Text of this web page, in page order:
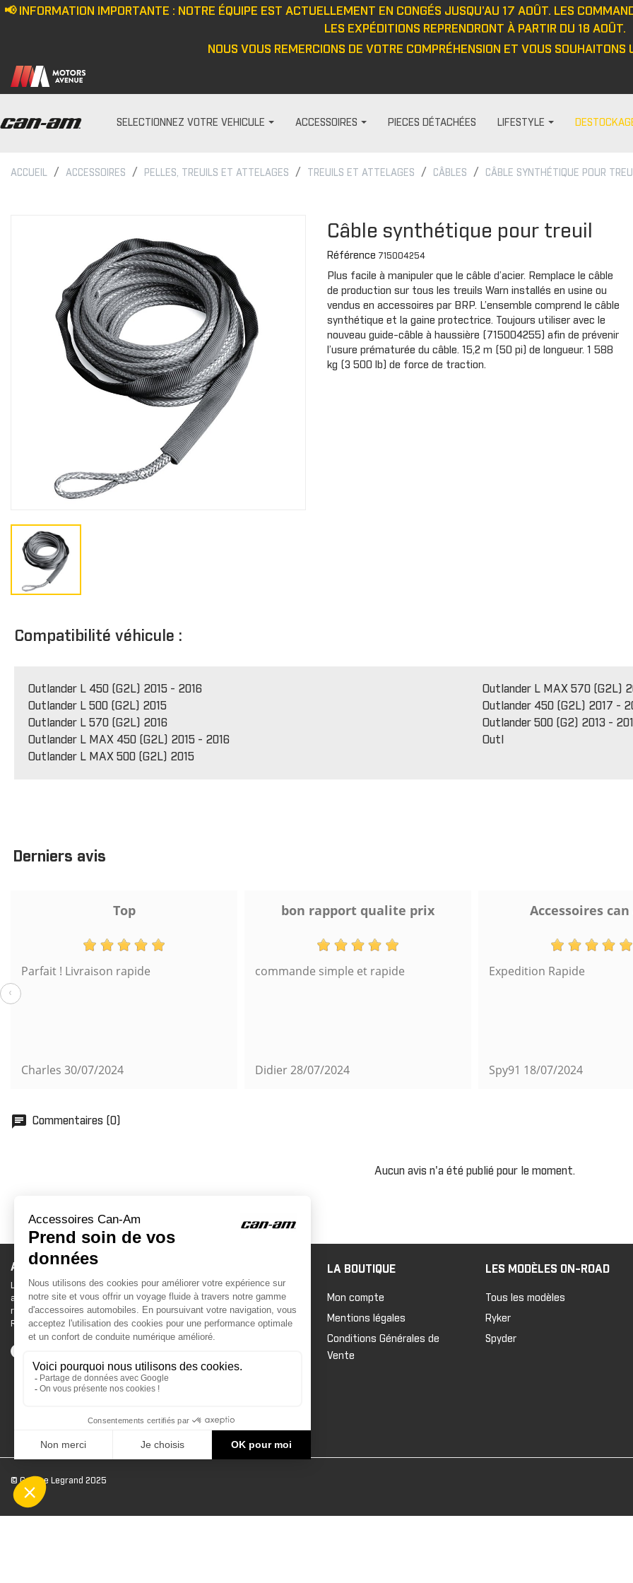
📢 INFORMATION IMPORTANTE : NOTRE ÉQUIPE EST ACTUELLEMENT EN CONGÉS JUSQU'AU 17 AOÛT. LES
LES EXPÉDITIONS REPRENDRONT À PARTIR DU 18 AOÛT.
NOUS VOUS REMERCIONS DE VOTRE COMPRÉHENSION ET VOUS
SELECTIONNEZ VOTRE VEHICULE
COMMANDER
ACCESSOIRES
Ensemble de pare-brise
Pare-brise
BÂCHES
Bâches de remisage
Bâches de remorquage
Bâches de voyage
Bâches extérieure
Barre anti-intrusion
Tapis
Fenêtres
Cabines
AILES
Extension d'ailes
Plaques
Exo
Housse
PIECES DÉTACHÉES LIFESTYLE
Pantalon
Cagoule/tour de cou
Gants
Haut
Veste
Cagoule/tour de cou
Casquette/bonnet
Gants
Veste
Pantalon
Gants
Cagoule/
cou
JUNIOR
ACCUEIL ACCESSOIRES PELLES, TREUILS ET ATTELAGES TREUILS ET ATTELAGES CÂBLES CÂBLE SYNTHÉTIQUE POUR
Câble synthétique pour treuil
Référence 715004254
Plus facile à manipuler que le câble d’acier. Remplace le câble
de production sur tous les treuils Warn installés en usine ou
vendus en accessoires par BRP. L’ensemble comprend le câble
synthétique et la gaine protectrice. Toujours utiliser avec le
nouveau guide-câble à haussière (715004255) afin de prévenir
l’usure prématurée du câble. 15,2 m (50 pi) de longueur. 1 588
kg (3 500 lb) de force de traction.
Compatibilité véhicule :
Outlander L 450 (G2L) 2015 - 2016
Outlander L 500 (G2L) 2015
Outlander L 570 (G2L) 2016
Outlander L MAX 450 (G2L) 2015 - 2016
Outlander L MAX 500 (G2L) 2015
Outlander L MAX 570 (G2L)
Outlander 450 (G2L) 2017 -
Outlander 500 (G2) 2013 -
Outl
Derniers avis
Top
Parfait ! Livraison rapide
Charles 30/07/2024
bon rapport qualite prix
commande simple et rapide
Didier28/07/2024
Accessoires
Expedition Rapide
Spy91 18/07/2024
‹
chat Commentaires (0)
Aucun avis n'a été publié pour le moment.
ACCESSOIRES CAN-AM
Le site d'accessoires Can-Am vous propose des
accessoires d'origine pour équiper votre véhicule 3
roues (On Road) ou votre véhicule tout terrain (Off
Road) .
LA BOUTIQUE
Mon compte
Mentions légales
Conditions Générales de
Vente
LES MODÈLES ON-ROAD
Tous les modèles
Ryker
Spyder
© Groupe Legrand 2025